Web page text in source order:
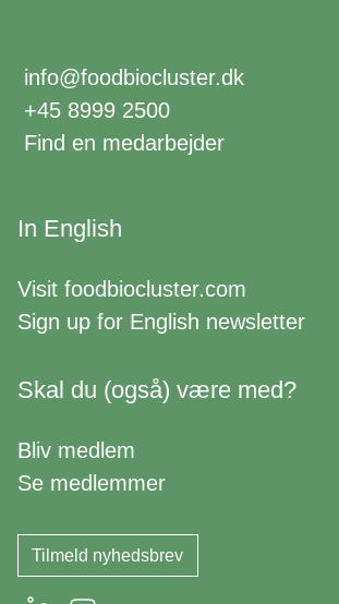
info@foodbiocluster.dk
+45 8999 2500
Find en medarbejder
In English
Visit foodbiocluster.com
Sign up for English newsletter
Skal du (også) være med?
Bliv medlem
Se medlemmer
Tilmeld nyhedsbrev